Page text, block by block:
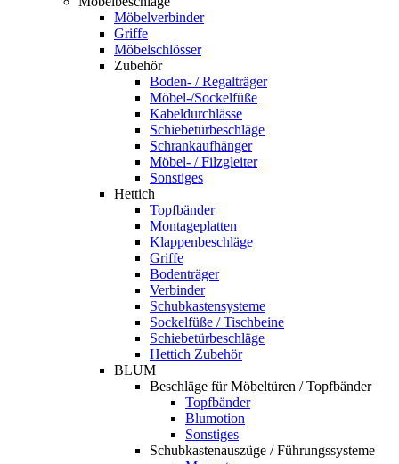
Möbelverbinder
Griffe
Möbelschlösser
Zubehör
Boden- / Regalträger
Möbel-/Sockelfüße
Kabeldurchlässe
Schiebetürbeschläge
Schrankaufhänger
Möbel- / Filzgleiter
Sonstiges
Hettich
Topfbänder
Montageplatten
Klappenbeschläge
Griffe
Bodenträger
Verbinder
Schubkastensysteme
Sockelfüße / Tischbeine
Schiebetürbeschläge
Hettich Zubehör
BLUM
Beschläge für Möbeltüren / Topfbänder
Topfbänder
Blumotion
Sonstiges
Schubkastenauszüge / Führungssysteme